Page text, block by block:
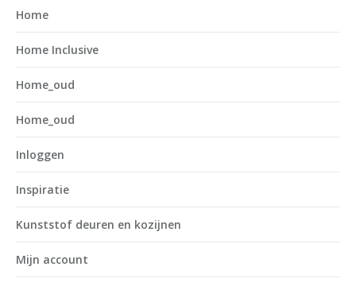
Home
Home Inclusive
Home_oud
Home_oud
Inloggen
Inspiratie
Kunststof deuren en kozijnen
Mijn account